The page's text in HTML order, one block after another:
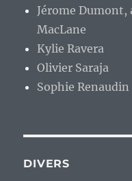
Jérome Dumont,
MacLane
Kylie Ravera
Olivier Saraja
Sophie Renaudin
DIVERS